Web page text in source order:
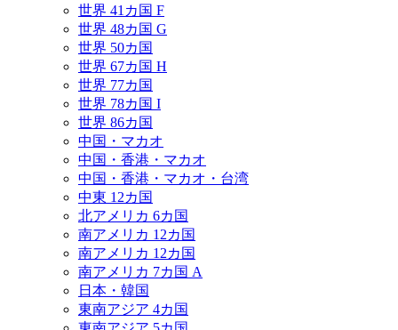
世界 41カ国 F
世界 48カ国 G
世界 50カ国
世界 67カ国 H
世界 77カ国
世界 78カ国 I
世界 86カ国
中国・マカオ
中国・香港・マカオ
中国・香港・マカオ・台湾
中東 12カ国
北アメリカ 6カ国
南アメリカ 12カ国
南アメリカ 12カ国
南アメリカ 7カ国 A
日本・韓国
東南アジア 4カ国